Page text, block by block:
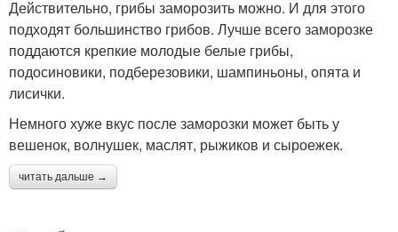
Действительно, грибы заморозить можно. И для этого
подходят большинство грибов. Лучше всего заморозке
поддаются крепкие молодые белые грибы,
подосиновики, подберезовики, шампиньоны, опята и
лисички.
Немного хуже вкус после заморозки может быть у
вешенок, волнушек, маслят, рыжиков и сыроежек.
читать дальше →